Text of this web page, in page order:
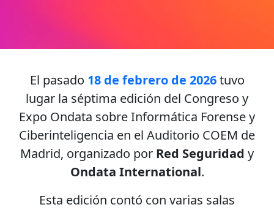
El pasado 18 de febrero de 2026tuvo
lugar la séptima edición del Congreso y
Expo Ondata sobre Informática Forense y
Ciberinteligencia en el Auditorio COEM de
Madrid, organizado por Red Seguridad y
Ondata International.
Esta edición contó con varias salas